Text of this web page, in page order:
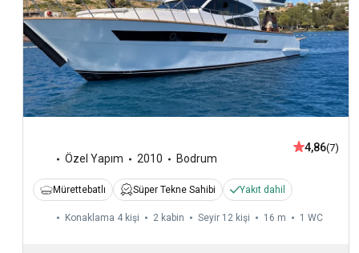
Özel Yapım 2010 Bodrum
4,86(7)
Mürettebatlı Süper Tekne Sahibi Yakıt dahil
Konaklama 4 kişi 2 kabin Seyir 12 kişi 16 m 1 WC